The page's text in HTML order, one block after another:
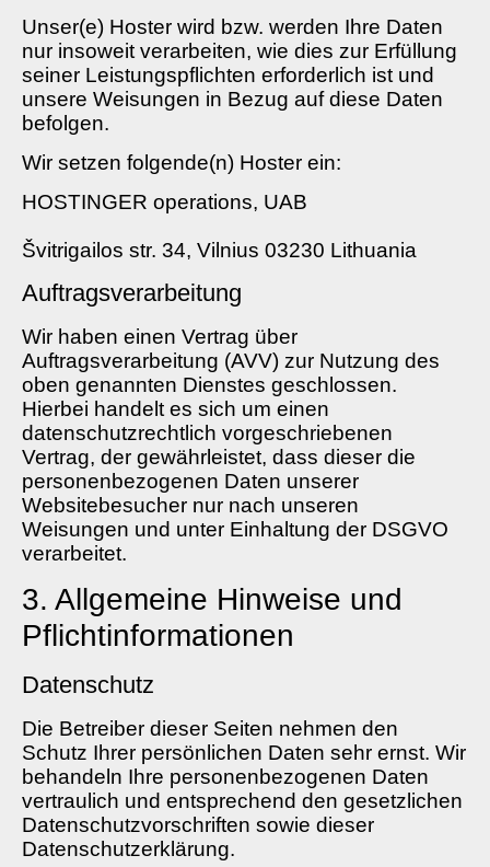
Unser(e) Hoster wird bzw. werden Ihre Daten
nur insoweit verarbeiten, wie dies zur Erfüllung
seiner Leistungspflichten erforderlich ist und
unsere Weisungen in Bezug auf diese Daten
befolgen.
Wir setzen folgende(n) Hoster ein:
HOSTINGER operations, UAB
Švitrigailos str. 34, Vilnius 03230 Lithuania
Auftragsverarbeitung
Wir haben einen Vertrag über
Auftragsverarbeitung (AVV) zur Nutzung des
oben genannten Dienstes geschlossen.
Hierbei handelt es sich um einen
datenschutzrechtlich vorgeschriebenen
Vertrag, der gewährleistet, dass dieser die
personenbezogenen Daten unserer
Websitebesucher nur nach unseren
Weisungen und unter Einhaltung der DSGVO
verarbeitet.
3. Allgemeine Hinweise und
Pflicht­informationen
Datenschutz
Die Betreiber dieser Seiten nehmen den
Schutz Ihrer persönlichen Daten sehr ernst. Wir
behandeln Ihre personenbezogenen Daten
vertraulich und entsprechend den gesetzlichen
Datenschutzvorschriften sowie dieser
Datenschutzerklärung.